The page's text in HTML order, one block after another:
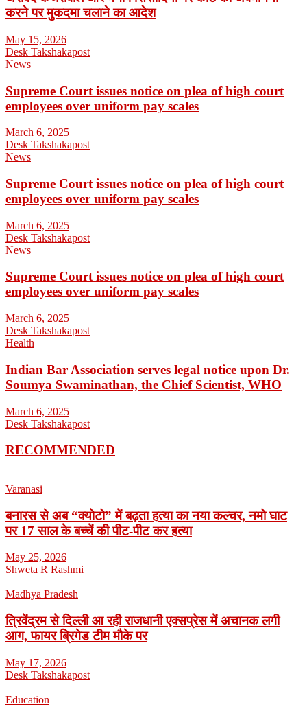
करने पर मुकदमा चलाने का आदेश
May 15, 2026
Desk Takshakapost
News
Supreme Court issues notice on plea of high court
employees over uniform pay scales
March 6, 2025
Desk Takshakapost
News
Supreme Court issues notice on plea of high court
employees over uniform pay scales
March 6, 2025
Desk Takshakapost
News
Supreme Court issues notice on plea of high court
employees over uniform pay scales
March 6, 2025
Desk Takshakapost
Health
Indian Bar Association serves legal notice upon Dr.
Soumya Swaminathan, the Chief Scientist, WHO
March 6, 2025
Desk Takshakapost
RECOMMENDED
Varanasi
बनारस से अब “क्योटो” में बढ़ता हत्या का नया कल्चर, नमो घाट
पर 17 साल के बच्चें की पीट-पीट कर हत्या
May 25, 2026
Shweta R Rashmi
Madhya Pradesh
त्रिवेंद्रम से दिल्ली आ रही राजधानी एक्सप्रेस में अचानक लगी
आग, फायर ब्रिगेड टीम मौके पर
May 17, 2026
Desk Takshakapost
Education